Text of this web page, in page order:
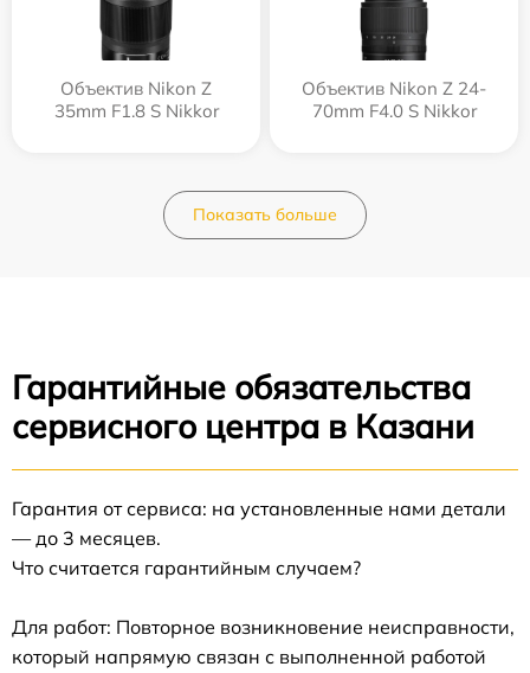
Объектив Nikon Z
35mm F1.8 S Nikkor
Объектив Nikon Z 24-
70mm F4.0 S Nikkor
Показать больше
Гарантийные обязательства
сервисного центра в Казани
Гарантия от сервиса: на установленные нами детали
— до 3 месяцев.
Что считается гарантийным случаем?
Для работ: Повторное возникновение неисправности,
который напрямую связан с выполненной работой